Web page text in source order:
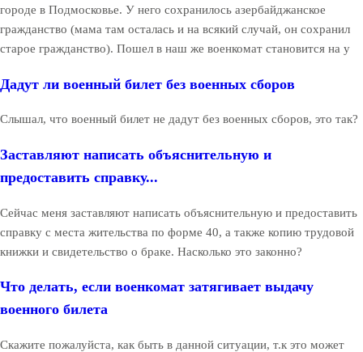
городе в Подмосковье. У него сохранилось азербайджанское
гражданство (мама там осталась и на всякий случай, он сохранил
старое гражданство). Пошел в наш же военкомат становится на у
Дадут ли военный билет без военных сборов
Слышал, что военный билет не дадут без военных сборов, это так?
Заставляют написать объяснительную и
предоставить справку...
Сейчас меня заставляют написать объяснительную и предоставить
справку с места жительства по форме 40, а также копию трудовой
книжки и свидетельство о браке. Насколько это законно?
Что делать, если военкомат затягивает выдачу
военного билета
Скажите пожалуйста, как быть в данной ситуации, т.к это может